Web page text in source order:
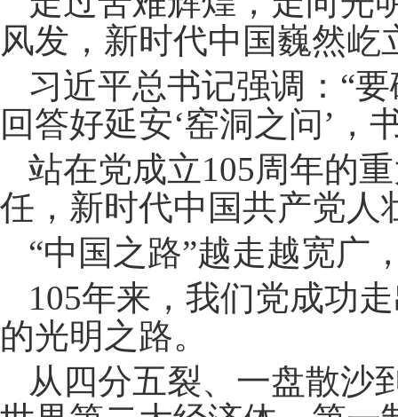
风发，新时代中国巍然
习近平总书记强调：“
回答好延安‘窑洞之问’，
站在党成立105周年的
任，新时代中国共产党人
“中国之路”越走越宽广
105年来，我们党成功
的光明之路。
从四分五裂、一盘散沙